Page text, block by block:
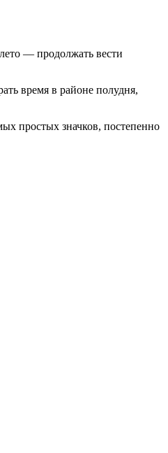
— продолжать вести
время в районе полудня,
простых значков, постепенно